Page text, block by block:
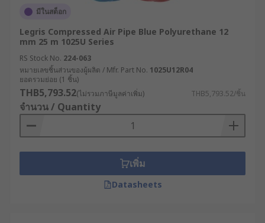
มีในสต็อก
Legris Compressed Air Pipe Blue Polyurethane 12
mm 25 m 1025U Series
RS Stock No. 224-063
หมายเลขชิ้นส่วนของผู้ผลิต / Mfr. Part No. 1025U12R04
ยอดรวมย่อย (1 ชิ้น)
THB5,793.52(ไม่รวมภาษีมูลค่าเพิ่ม) THB5,793.52/ชิ้น
จำนวน / Quantity
เพิ่ม
Datasheets